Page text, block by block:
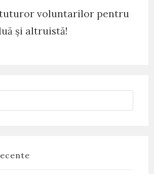
voluntarilor pentru
și altruistă!